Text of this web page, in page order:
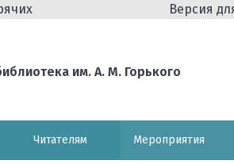
Версия
им. А. М. Горького
Читателям Мероприятия